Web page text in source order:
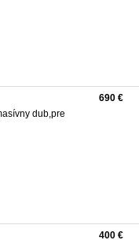
dub,pre
690 €
400 €